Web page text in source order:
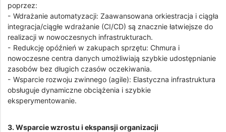
poprzez:
- Wdrażanie automatyzacji: Zaawansowana orkiestracja i ciągła
integracja/ciągłe wdrażanie (CI/CD) są znacznie łatwiejsze do
realizacji w nowoczesnych infrastrukturach.
- Redukcję opóźnień w zakupach sprzętu: Chmura i
nowoczesne centra danych umożliwiają szybkie udostępnianie
zasobów bez długich czasów oczekiwania.
- Wsparcie rozwoju zwinnego (agile): Elastyczna infrastruktura
obsługuje dynamiczne obciążenia i szybkie
eksperymentowanie.
3. Wsparcie wzrostu i ekspansji organizacji